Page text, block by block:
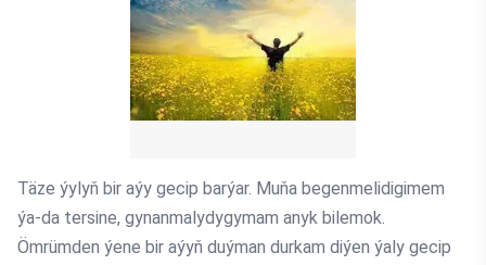
Täze ýylyň bir aýy gecip barýar. Muňa begenmelidigimem
ýa-da tersine, gynanmalydygymam anyk bilemok.
Ömrümden ýene bir aýyň duýman durkam diýen ýaly gecip